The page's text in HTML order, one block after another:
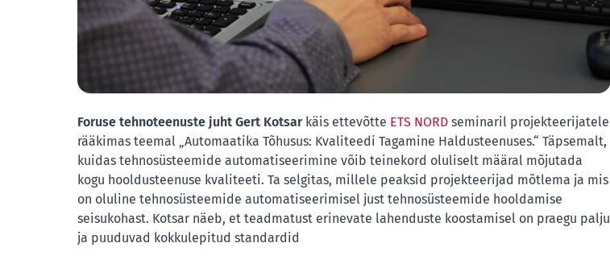
Foruse tehnoteenuste juht Gert Kotsarkäis ettevõtte ETS NORD seminaril projekteerijatele
rääkimas teemal „Automaatika Tõhusus: Kvaliteedi Tagamine Haldusteenuses.“ Täpsemalt,
kuidas tehnosüsteemide automatiseerimine võib teinekord oluliselt määral mõjutada
kogu hooldusteenuse kvaliteeti. Ta selgitas, millele peaksid projekteerijad mõtlema ja mis
on oluline tehnosüsteemide automatiseerimisel just tehnosüsteemide hooldamise
seisukohast. Kotsar näeb, et teadmatust erinevate lahenduste koostamisel on praegu palju
ja puuduvad kokkulepitud standardid